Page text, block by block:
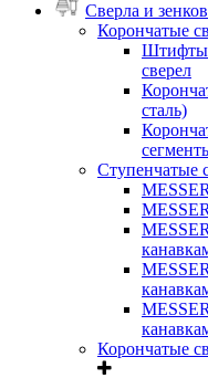
Сверла и
Корончатые
Штифты-
сверел
сталь)
Ступенчатые
Корончатые